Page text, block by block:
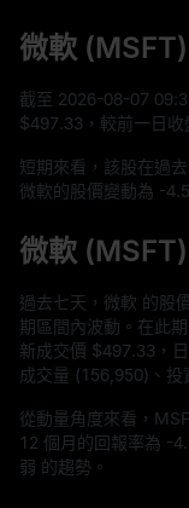
微軟
截至 2026-08-07 09:
$497.33 ，較前一日
短期來看，該股在過
微軟的股價變動為 -
微軟
過去七天，微軟 的股
期區間內波動。在此
新成交價 $497.33 ，
成交量 (156,950)、投
從動量角度來看，
12 個月的回報率為 -
弱 的趨勢。